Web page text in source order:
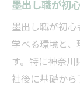
墨出し職が初
墨出し職が初
学べる環境と
す。特に神奈
社後に基礎か